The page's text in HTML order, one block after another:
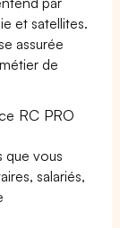
et satellites.
assurée
de
RC PRO
que vous
salariés,